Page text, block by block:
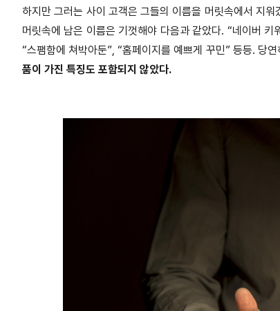
하지만 그러는 사이 고객은 그들의 이름을 머릿속에서 지
머릿속에 남은 이름은 기껏해야 다음과 같았다. “네이버 키
“스팸함에 쳐박아둔”, “홈페이지를 예쁘게 꾸민” 등등. 당
품이 가진 특징도 포함되지 않았다.